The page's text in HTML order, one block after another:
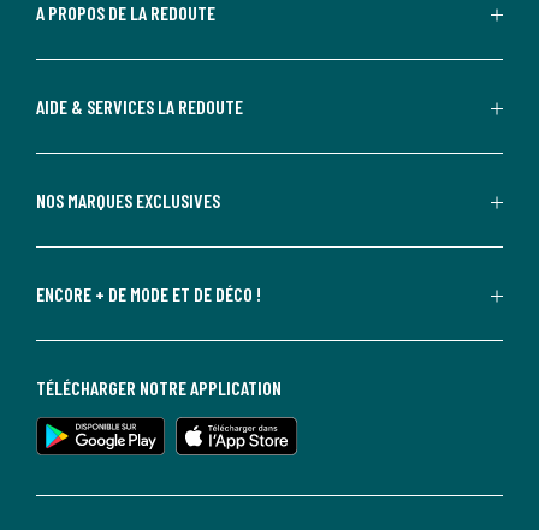
A PROPOS DE LA REDOUTE
AIDE & SERVICES LA REDOUTE
NOS MARQUES EXCLUSIVES
ENCORE + DE MODE ET DE DÉCO !
TÉLÉCHARGER NOTRE APPLICATION